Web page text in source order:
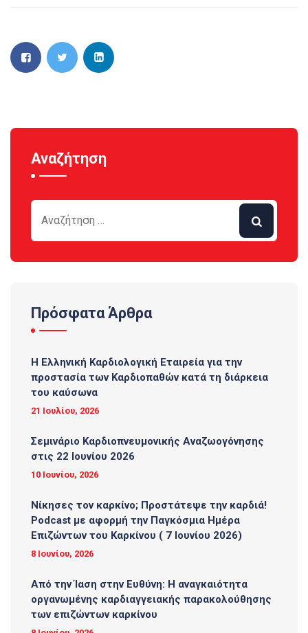
Αναζήτηση
Πρόσφατα Άρθρα
Η Ελληνική Καρδιολογική Εταιρεία για την
προστασία των Καρδιοπαθών κατά τη διάρκεια
του καύσωνα
21 Ιουλίου, 2026
Σεμινάριο Καρδιοπνευμονικής Αναζωογόνησης
στις 22 Ιουνίου 2026
10 Ιουνίου, 2026
Νίκησες τον καρκίνο; Προστάτεψε την καρδιά!
Podcast με αφορμή την Παγκόσμια Ημέρα
Επιζώντων του Καρκίνου ( 7 Ιουνίου 2026)
8 Ιουνίου, 2026
Από την Ίαση στην Ευθύνη: Η αναγκαιότητα
οργανωμένης καρδιαγγειακής παρακολούθησης
των επιζώντων καρκίνου